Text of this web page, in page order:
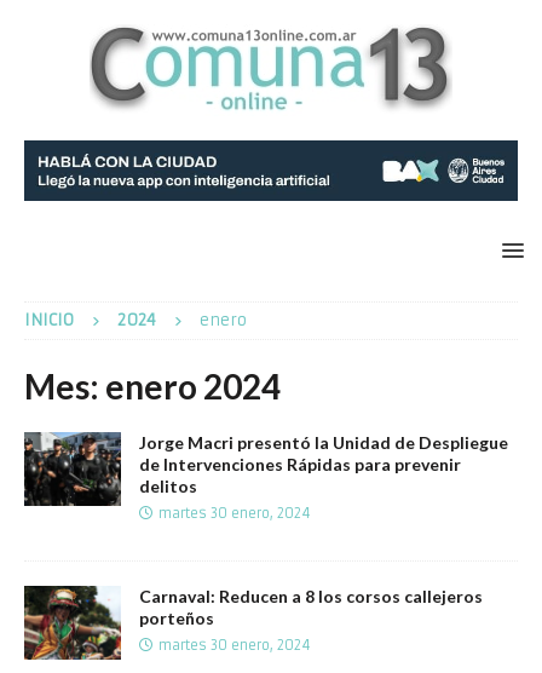
INICIO 2024 enero
Mes: enero 2024
Jorge Macri presentó la Unidad de Despliegue
de Intervenciones Rápidas para prevenir
delitos
martes 30 enero, 2024
Carnaval: Reducen a 8 los corsos callejeros
porteños
martes 30 enero, 2024